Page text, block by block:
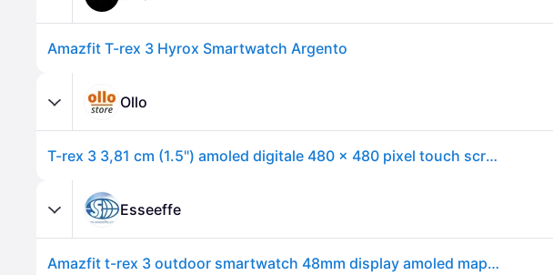
Amazfit T-rex 3 Hyrox Smartwatch Argento
Ollo
T-rex 3 3,81 cm (1.5") amoled digitale 480 x 480 pixel touch screen acciaio inox gps (satellitare)
Esseeffe
Amazfit t-rex 3 outdoor smartwatch 48mm display amoled mappe e navigazione offline nfc italia grey